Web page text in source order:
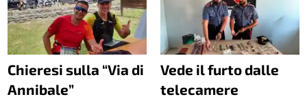
Chieresi sulla “Via di
Annibale”
Vede il furto dalle
telecamere